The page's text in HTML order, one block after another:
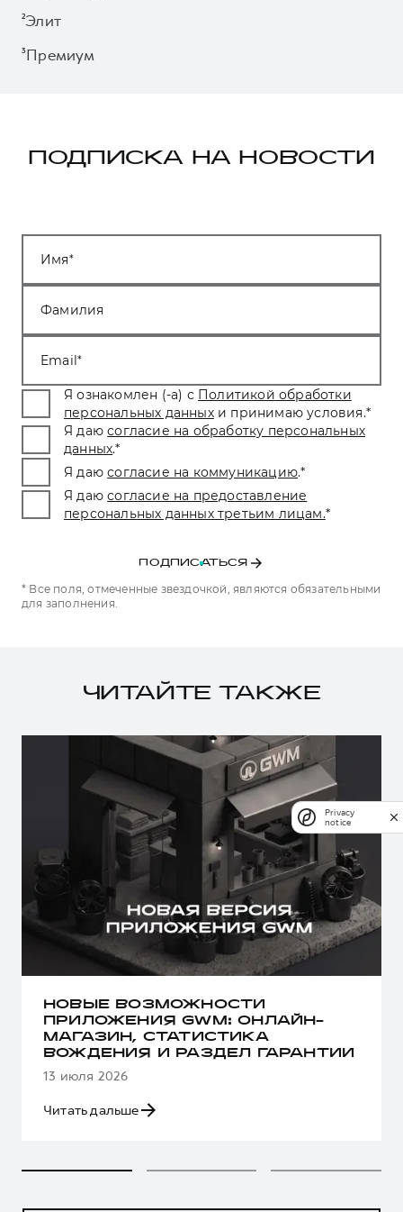
²Элит
³Премиум
ПОДПИСКА НА НОВОСТИ
Имя
Фамилия
Email
Я ознакомлен (-а) с Политикой обработки
персональных данных и принимаю условия.*
Я даю согласие на обработку персональных
данных.*
Я даю согласие на коммуникацию.*
Я даю согласие на предоставление
персональных данных третьим лицам.*
ПОДПИСАТЬСЯ
* Все поля, отмеченные звездочкой, являются обязательными
для заполнения.
ЧИТАЙТЕ ТАКЖЕ
НОВЫЕ ВОЗМОЖНОСТИ
ПРИЛОЖЕНИЯ GWM: ОНЛАЙН-
МАГАЗИН, СТАТИСТИКА
ВОЖДЕНИЯ И РАЗДЕЛ ГАРАНТИИ
13 июля 2026
Читать дальше
Privacy
notice